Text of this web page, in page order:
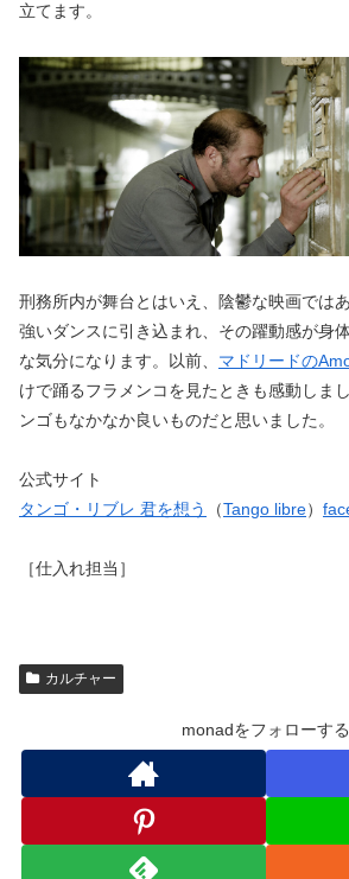
立てます。
刑務所内が舞台とはいえ、陰鬱な映画では
強いダンスに引き込まれ、その躍動感が身
な気分になります。以前、 マドリードの
けで踊るフラメンコを見たときも感動しま
ンゴもなかなか良いものだと思いました。
公式サイト
タンゴ・リブレ 君を想う
（Tango libre）
［仕入れ担当］
カルチャー
monadをフォローする